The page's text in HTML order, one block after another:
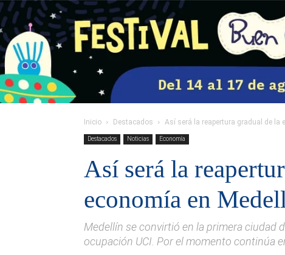
Inicio Destacados Así será la reapertura gradual de la
Destacados Noticias Economía
Así será la
economía en
Medellín se convirtió en la primera ciudad
ocupación UCI. Por el momento continúa